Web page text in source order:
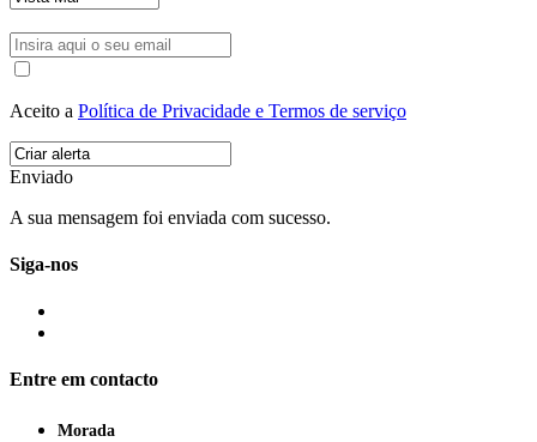
Aceito a Política de Privacidade e Termos de serviço
Enviado
A sua mensagem foi enviada com sucesso.
Siga-nos
Entre em contacto
Morada